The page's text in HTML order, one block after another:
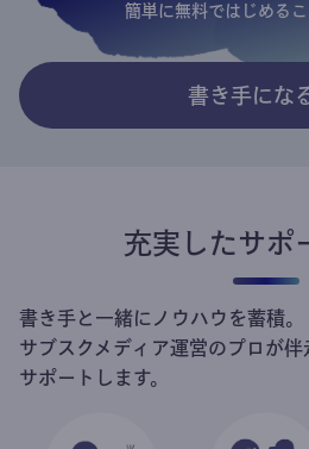
簡単に無料ではじめる
書き手にな
充実したサポ
書き手と一緒にノウハウを蓄積。
サブスクメディア運営のプロが伴
サポートします。